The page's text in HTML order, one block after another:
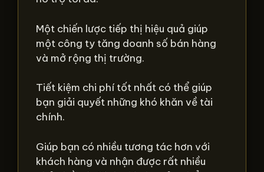
Một chiến lược tiếp thị hiệu quả giúp
một công ty tăng doanh số bán hàng
và mở rộng thị trường.
Tiết kiệm chi phí tốt nhất có thể giúp
bạn giải quyết những khó khăn về tài
chính.
Giúp bạn có nhiều tương tác hơn với
khách hàng và nhận được rất nhiều